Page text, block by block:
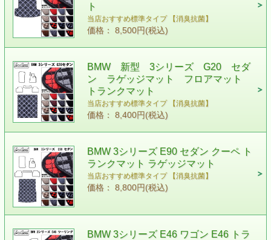
ト
当店おすすめ標準タイプ 【消臭抗菌】
価格： 8,500円(税込)
BMW 新型 3シリーズ G20 セダ
ン ラゲッジマット フロアマット
トランクマット
当店おすすめ標準タイプ 【消臭抗菌】
価格： 8,400円(税込)
BMW 3シリーズ E90 セダン クーペ ト
ランクマット ラゲッジマット
当店おすすめ標準タイプ 【消臭抗菌】
価格： 8,800円(税込)
BMW 3シリーズ E46 ワゴン E46 トラ